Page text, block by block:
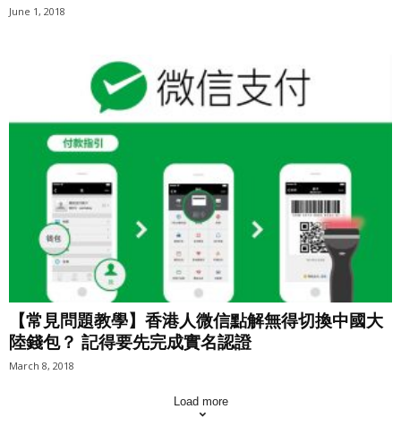
June 1, 2018
【常見問題教學】香港人微信點解無得切換中國大
陸錢包？ 記得要先完成實名認證
March 8, 2018
Load more